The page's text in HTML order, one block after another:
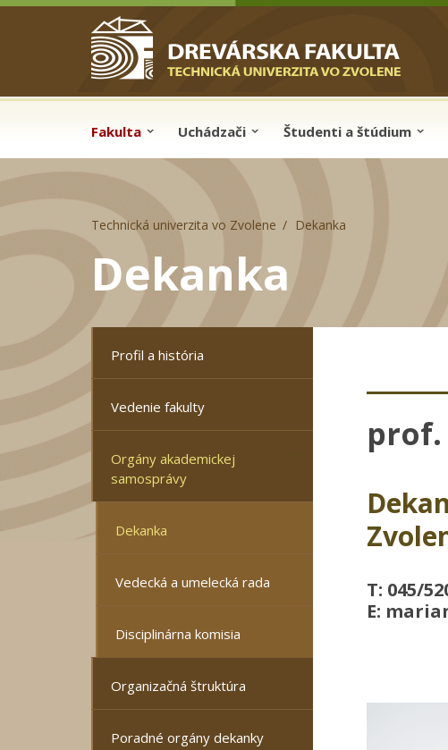
Skip to cookies
Skip to navigation
Skočiť na hlavný obsah
Fakulta Uchádzači Študenti a štúdium
Technická univerzita vo Zvolene Dekanka
Dekanka
Profil a história
Vedenie fakulty
Orgány akademickej
samosprávy
Dekanka
Vedecká a umelecká rada
Disciplinárna komisia
Organizačná štruktúra
Poradné orgány dekanky
prof.
T: 045/
E: